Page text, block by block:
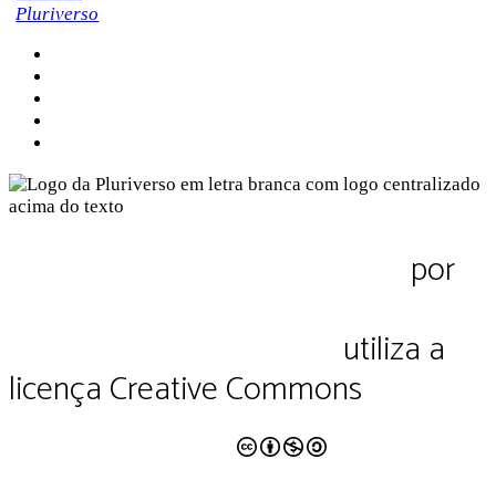
por
utiliza a
licença Creative Commons